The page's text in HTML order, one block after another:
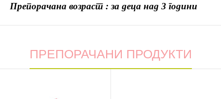
Препорачана возраст : за деца над 3 години
ПРЕПОРАЧАНИ ПРОДУКТИ